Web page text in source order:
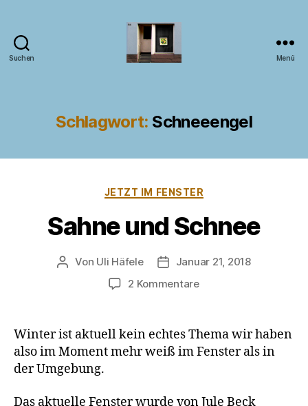
Suchen Menü
Schlagwort: Schneeengel
Kategorien
JETZT IM FENSTER
Sahne und Schnee
Beitragsautor
Von Uli Häfele Veröffentlichungsdatum
Januar 21, 2018
2 Kommentarezu
Schnee
Winter ist aktuell kein echtes Thema wir haben
also im Moment mehr weiß im Fenster als in
der Umgebung.
Das aktuelle Fenster wurde von Jule Beck